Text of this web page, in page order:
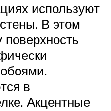
используют
В этом
в
Акцентные